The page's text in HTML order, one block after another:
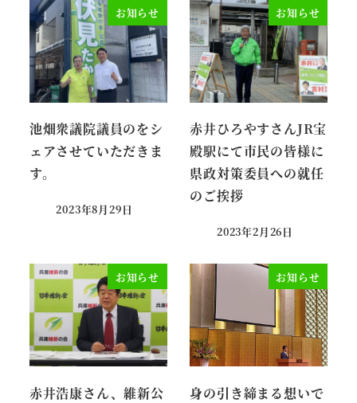
お知らせ
池畑衆議院議員のをシ
ェアさせていただきま
す。
投稿日
2023年8月29日
お知らせ
赤井ひろやすさんJR宝
殿駅にて市民の皆様に
県政対策委員への就任
のご挨拶
投稿日
2023年2月26日
お知らせ
赤井浩康さん、維新公
お知らせ
身の引き締まる想いで